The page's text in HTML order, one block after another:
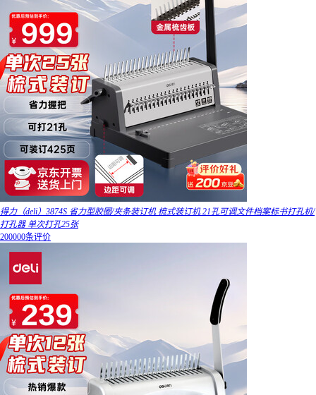
得力（deli）3874S 省力型胶圈/夹条装订机 梳式装订机 21孔可调文件档案标书打孔机/
打孔器 单次打孔25张
200000条评价